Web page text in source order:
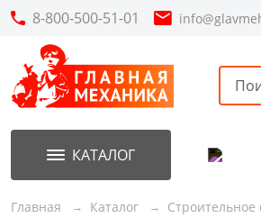
8-800-500-51-01
КАТАЛОГ
Главная Каталог Строительное